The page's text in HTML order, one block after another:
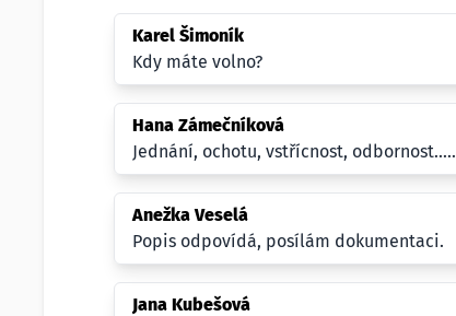
Karel Šimoník
Kdy máte volno?
Hana Zámečníková
Jednání, ochotu, vstřícnost,
Anežka Veselá
Popis odpovídá, posílám dokumentaci.
Jana Kubešová